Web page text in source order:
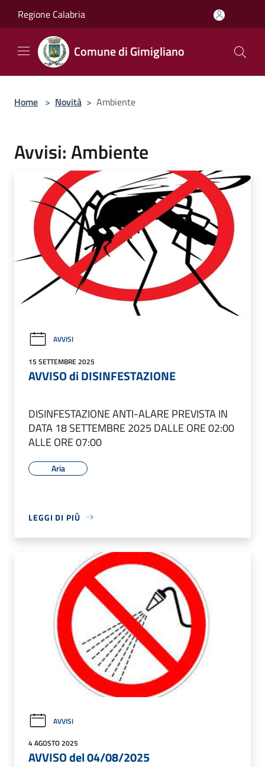
Regione Calabria
Comune di Gimigliano
Home > Novità > Ambiente
Avvisi: Ambiente
AVVISI
15 SETTEMBRE 2025
AVVISO di DISINFESTAZIONE
DISINFESTAZIONE ANTI-ALARE PREVISTA IN
DATA 18 SETTEMBRE 2025 DALLE ORE 02:00
ALLE ORE 07:00
Aria
LEGGI DI PIÙ
AVVISI
4 AGOSTO 2025
AVVISO del 04/08/2025